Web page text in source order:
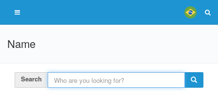
Name
Search